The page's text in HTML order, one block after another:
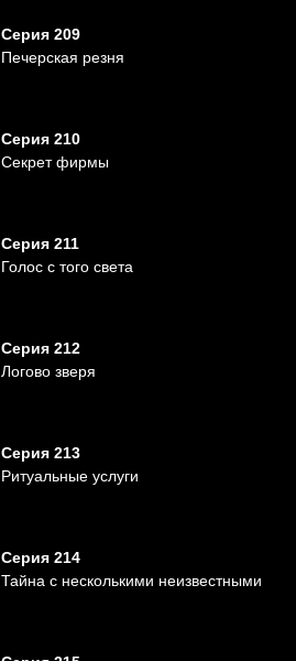
Серия 209
Печерская резня
Серия 210
Секрет фирмы
Серия 211
Голос с того света
Серия 212
Логово зверя
Серия 213
Ритуальные услуги
Серия 214
Тайна с несколькими неизвестными